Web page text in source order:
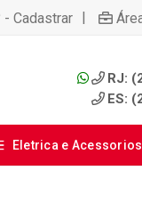
- Cadastrar |
RJ:
ES:
Eletrica e Acessorios